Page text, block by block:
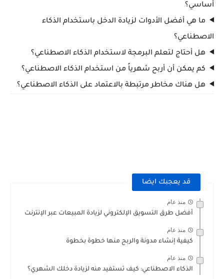
أساسي؟
ما هي أفضل الأدوات لزيادة الدخل باستخدام الذكاء
الاصطناعي؟
هل أحتاج لتعلم البرمجة لاستخدام الذكاء الاصطناعي؟
كم يمكن أن أربح شهرياً من استخدام الذكاء الاصطناعي؟
هل هناك مخاطر مرتبطة بالاعتماد على الذكاء الاصطناعي؟
قد يعجبك ايضا
منذ عام
أفضل طرق التسويق الإلكتروني لزيادة المبيعات عبر الإنترنت
منذ عام
كيفية إنشاء مدونة والربح منها خطوة بخطوة
منذ عام
الذكاء الاصطناعي: كيف تستفيد منه لزيادة دخلك الشهري؟